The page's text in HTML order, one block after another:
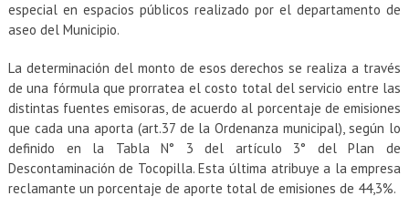
especial en espacios públicos realizado por el departamento de
aseo del Municipio.
La determinación del monto de esos derechos se realiza a través
de una fórmula que prorratea el costo total del servicio entre las
distintas fuentes emisoras, de acuerdo al porcentaje de emisiones
que cada una aporta (art.37 de la Ordenanza municipal), según lo
definido en la Tabla N° 3 del artículo 3° del Plan de
Descontaminación de Tocopilla. Esta última atribuye a la empresa
reclamante un porcentaje de aporte total de emisiones de 44,3%.